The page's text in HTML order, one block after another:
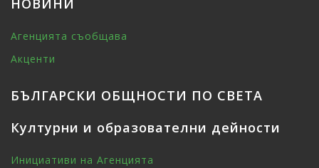
НОВИНИ
Агенцията съобщава
Акценти
БЪЛГАРСКИ ОБЩНОСТИ ПО СВЕТА
Културни и образователни дейности
Инициативи на Агенцията